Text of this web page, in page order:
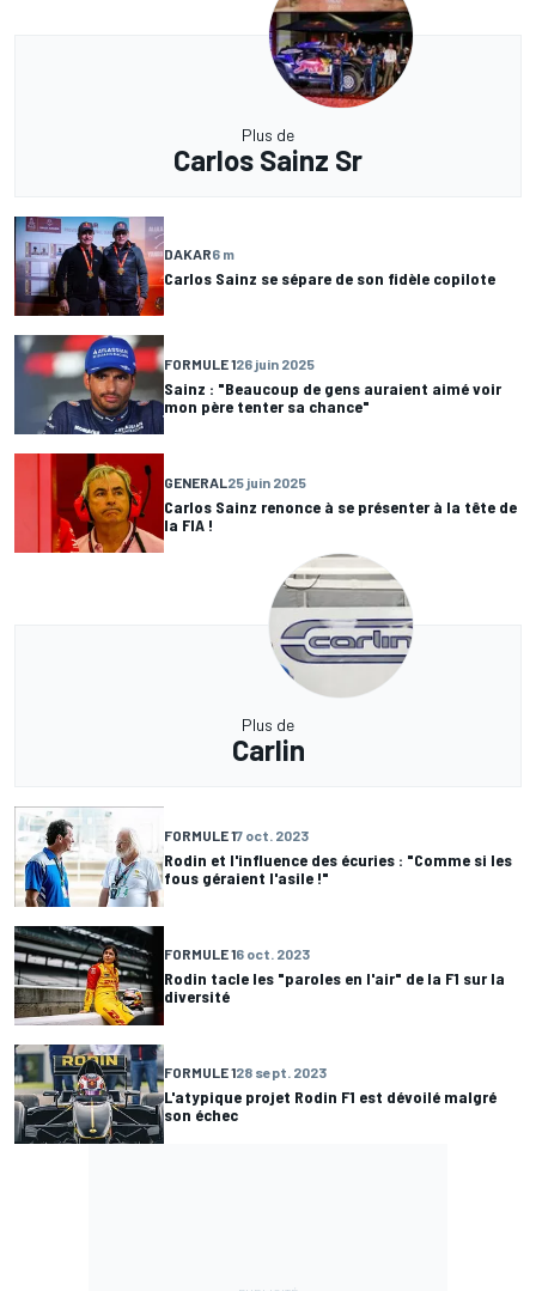
Plus de
Carlos Sainz Sr
DAKAR6 m
Carlos Sainz se sépare de son fidèle copilote
FORMULE 126 juin 2025
Sainz : "Beaucoup de gens auraient aimé voir
mon père tenter sa chance"
GENERAL25 juin 2025
Carlos Sainz renonce à se présenter à la tête de
la FIA !
Plus de
Carlin
FORMULE 17 oct. 2023
Rodin et l'influence des écuries : "Comme si les
fous géraient l'asile !"
FORMULE 16 oct. 2023
Rodin tacle les "paroles en l'air" de la F1 sur la
diversité
FORMULE 128 sept. 2023
L'atypique projet Rodin F1 est dévoilé malgré
son échec